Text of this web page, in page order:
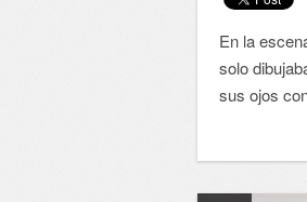
En la
solo
sus ojos